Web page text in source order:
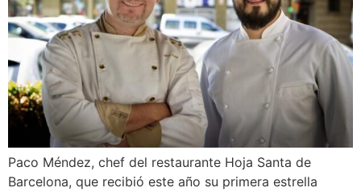
Paco Méndez, chef del restaurante Hoja Santa de
Barcelona, que recibió este año su primera estrella